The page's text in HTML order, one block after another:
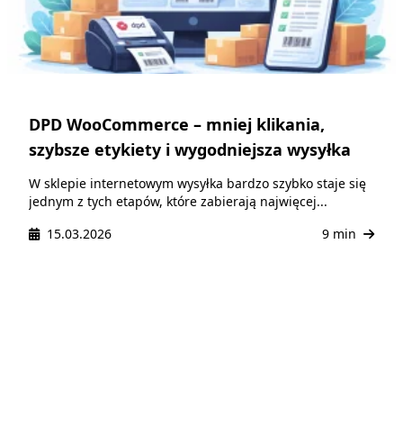
DPD WooCommerce – mniej klikania,
szybsze etykiety i wygodniejsza wysyłka
W sklepie internetowym wysyłka bardzo szybko staje się
jednym z tych etapów, które zabierają najwięcej...
15.03.2026
9 min